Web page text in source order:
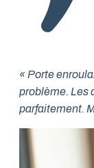
« Porte
problème. Les
parfaitement.